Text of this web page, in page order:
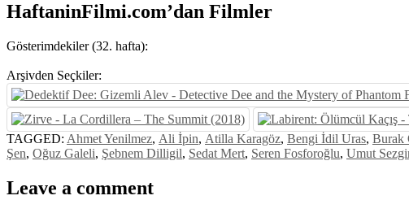
HaftaninFilmi.com’dan Filmler
Gösterimdekiler (32. hafta):
Arşivden Seçkiler:
TAGGED: Ahmet Yenilmez, Ali İpin, Atilla Karagöz, Bengi İdil Uras, Burak
Şen, Oğuz Galeli, Şebnem Dilligil, Sedat Mert, Seren Fosforoğlu, Umut
Leave a comment